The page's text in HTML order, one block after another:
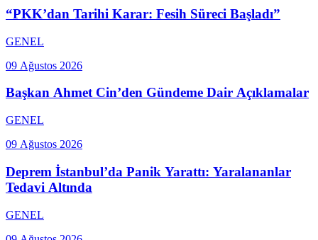
“PKK’dan Tarihi Karar: Fesih Süreci Başladı”
GENEL
09 Ağustos 2026
Başkan Ahmet Cin’den Gündeme Dair Açıklamalar
GENEL
09 Ağustos 2026
Deprem İstanbul’da Panik Yarattı: Yaralananlar
Tedavi Altında
GENEL